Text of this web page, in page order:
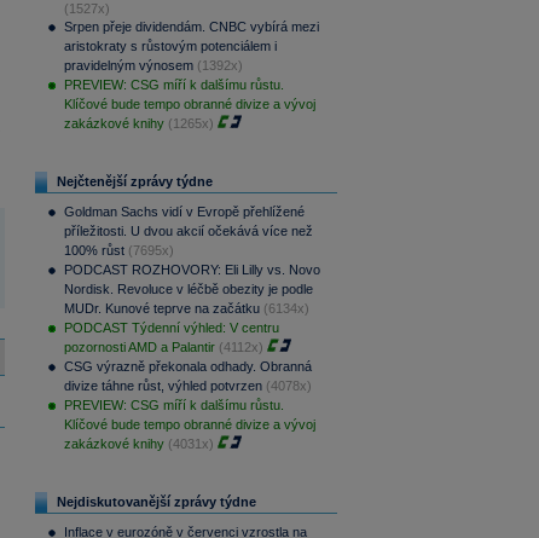
(1527x)
Srpen přeje dividendám. CNBC vybírá mezi
aristokraty s růstovým potenciálem i
pravidelným výnosem (1392x)
PREVIEW: CSG míří k dalšímu růstu.
Klíčové bude tempo obranné divize a vývoj
zakázkové knihy (1265x)
Nejčtenější zprávy týdne
Goldman Sachs vidí v Evropě přehlížené
příležitosti. U dvou akcií očekává více než
100% růst (7695x)
PODCAST ROZHOVORY: Eli Lilly vs. Novo
Nordisk. Revoluce v léčbě obezity je podle
MUDr. Kunové teprve na začátku (6134x)
PODCAST Týdenní výhled: V centru
pozornosti AMD a Palantir (4112x)
CSG výrazně překonala odhady. Obranná
divize táhne růst, výhled potvrzen (4078x)
PREVIEW: CSG míří k dalšímu růstu.
Klíčové bude tempo obranné divize a vývoj
zakázkové knihy (4031x)
Nejdiskutovanější zprávy týdne
Inflace v eurozóně v červenci vzrostla na